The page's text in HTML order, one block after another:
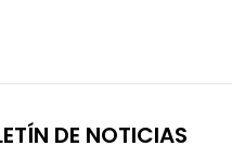
DE NOTICIAS